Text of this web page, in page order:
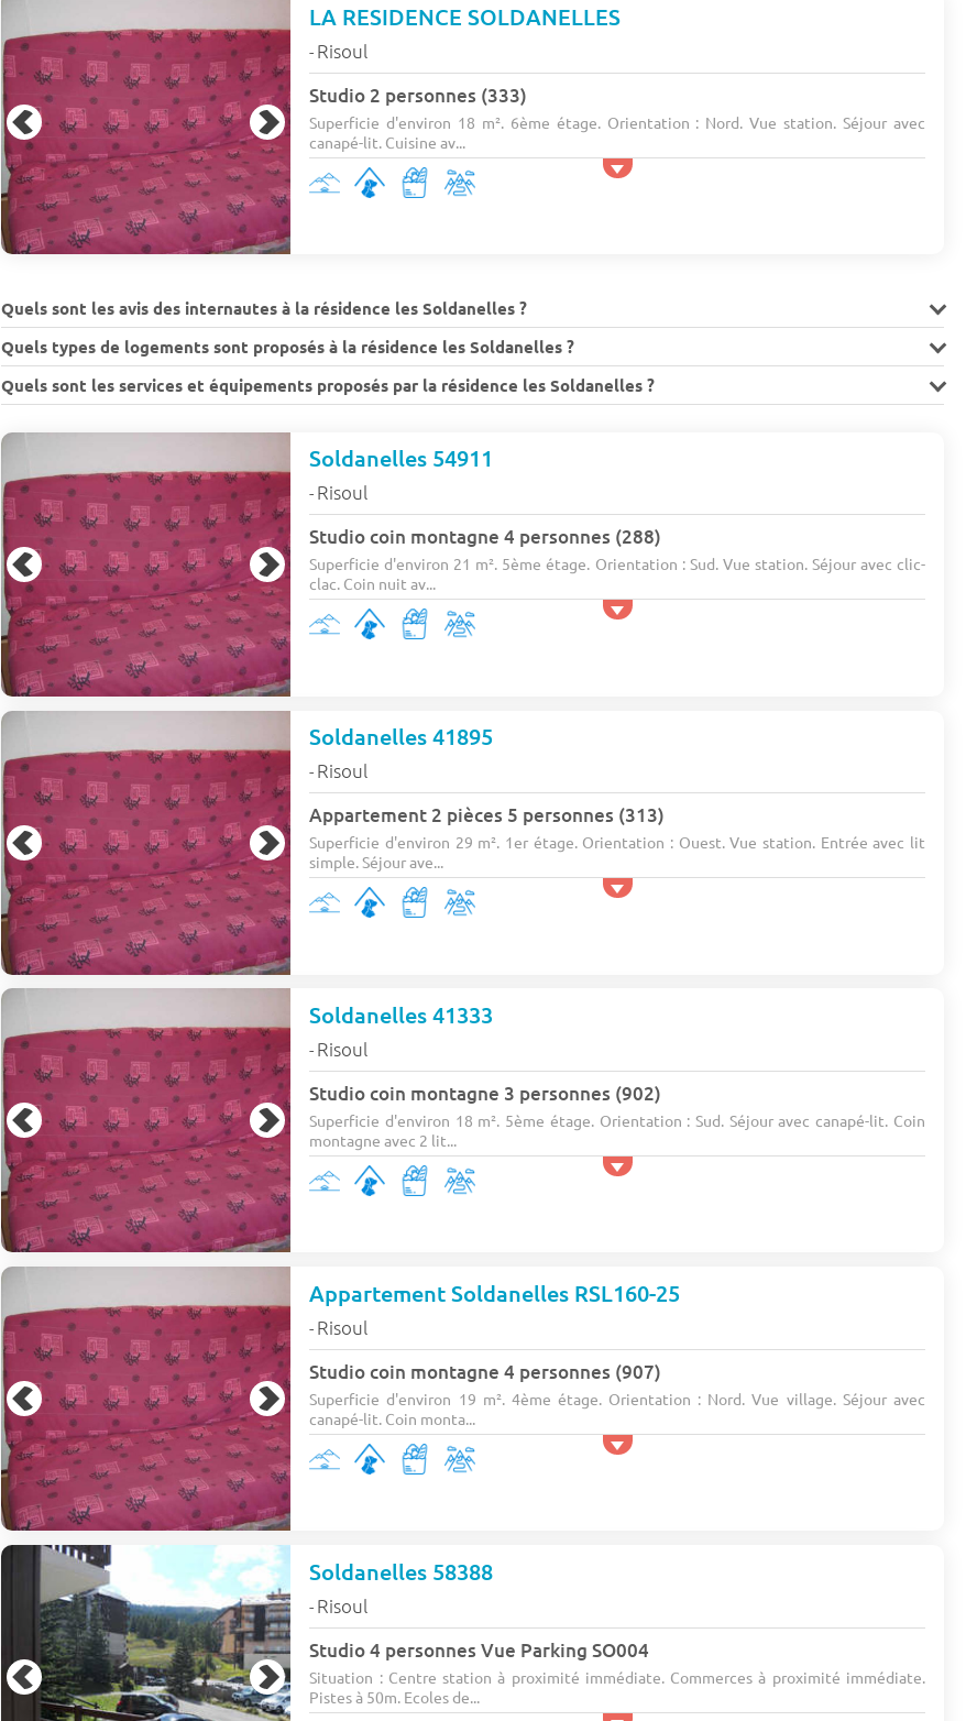
LA RESIDENCE SOLDANELLES
- Risoul
Studio 2 personnes (333)
Superficie d'environ 18 m². 6ème étage. Orientation : Nord. Vue station. Séjour avec
canapé-lit. Cuisine av...
Quels sont les avis des internautes à la résidence les Soldanelles ?
Quels types de logements sont proposés à la résidence les Soldanelles ?
Quels sont les services et équipements proposés par la résidence les Soldanelles ?
Soldanelles 54911
- Risoul
Studio coin montagne 4 personnes (288)
Superficie d'environ 21 m². 5ème étage. Orientation : Sud. Vue station. Séjour avec clic-
clac. Coin nuit av...
Soldanelles 41895
- Risoul
Appartement 2 pièces 5 personnes (313)
Superficie d'environ 29 m². 1er étage. Orientation : Ouest. Vue station. Entrée avec lit
simple. Séjour ave...
Soldanelles 41333
- Risoul
Studio coin montagne 3 personnes (902)
Superficie d'environ 18 m². 5ème étage. Orientation : Sud. Séjour avec canapé-lit. Coin
montagne avec 2 lit...
Appartement Soldanelles RSL160-25
- Risoul
Studio coin montagne 4 personnes (907)
Superficie d'environ 19 m². 4ème étage. Orientation : Nord. Vue village. Séjour avec
canapé-lit. Coin monta...
Soldanelles 58388
- Risoul
Studio 4 personnes Vue Parking SO004
Situation : Centre station à proximité immédiate. Commerces à proximité immédiate.
Pistes à 50m. Ecoles de...